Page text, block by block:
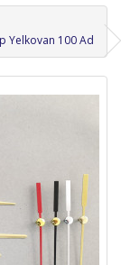
Yelkovan 100 Ad